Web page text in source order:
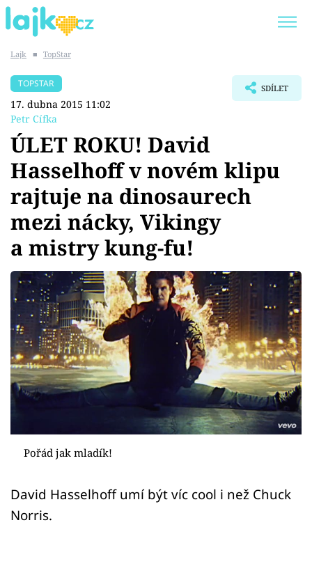
SHOPAHOLICADEL
Témata
Showbyznys
Youtubeři
Virály
Sex a vztahy
Videa
Sledujte prima+
Lajk ■ TopStar
TOPSTAR
17. dubna 2015 11:02
Petr Cífka
SDÍLET
ÚLET ROKU! David
Hasselhoff v novém klipu
rajtuje na dinosaurech
mezi nácky, Vikingy
a mistry kung-fu!
Pořád jak mladík!
David Hasselhoff umí být víc cool i než Chuck
Norris.